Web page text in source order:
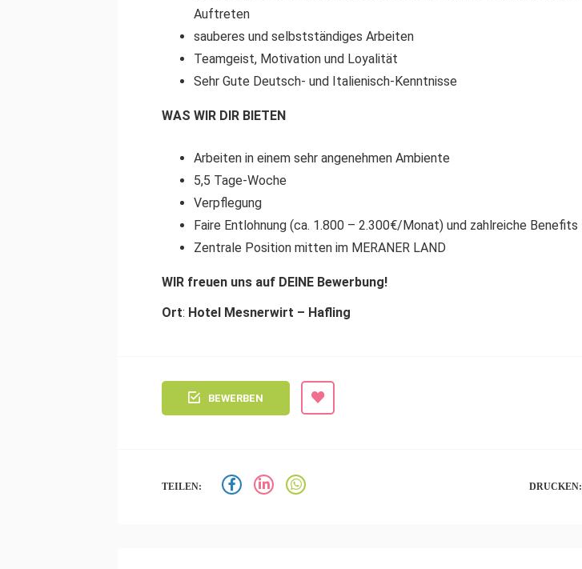
Auftreten
sauberes und selbstständiges Arbeiten
Teamgeist, Motivation und Loyalität
Sehr Gute Deutsch- und Italienisch-Kenntnisse
WAS WIR DIR BIETEN
Arbeiten in einem sehr angenehmen Ambiente
5,5 Tage-Woche
Verpflegung
Faire Entlohnung (ca. 1.800 – 2.300€/Monat) und zahlreiche Benefits
Zentrale Position mitten im MERANER LAND
WIR freuen uns auf DEINE Bewerbung!
Ort: Hotel Mesnerwirt – Hafling
BEWERBEN
TEILEN: DRUCKEN: